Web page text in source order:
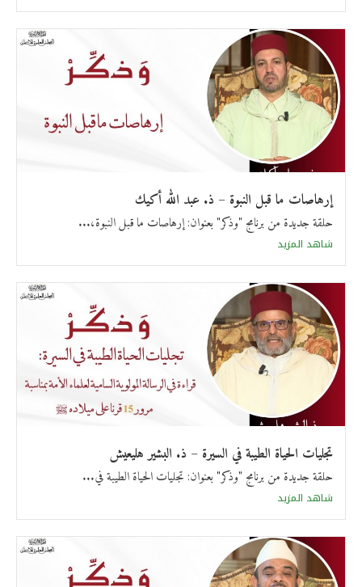
إرهاصات ما قبل النبوة – ذ. عبد الله أكيك
حلقة جديدة من برنامج "وذكر" بعنوان: إرهاصات ما قبل النبوة،...
شاهد المزيد
تجليات الحياة الطيبة في السيرة – ذ. البشير هليعيش
حلقة جديدة من برنامج "وذكر" بعنوان: تجليات الحياة الطيبة في...
شاهد المزيد